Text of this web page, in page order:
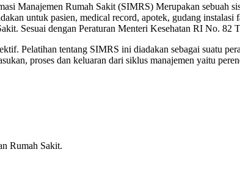
Manajemen Rumah Sakit (SIMRS) Merupakan sebuah
untuk pasien, medical record, apotek, gudang instalasi
Sesuai dengan Peraturan Menteri Kesehatan RI No. 82
Pelatihan tentang SIMRS ini diadakan sebagai suatu
proses dan keluaran dari siklus manajemen yaitu
Rumah Sakit.